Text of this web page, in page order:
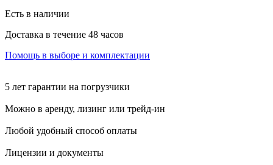
Есть в наличии
Доставка в течение 48 часов
Помощь в выборе и комплектации
5 лет гарантии на погрузчики
Можно в аренду, лизинг или трейд-ин
Любой удобный способ оплаты
Лицензии и документы